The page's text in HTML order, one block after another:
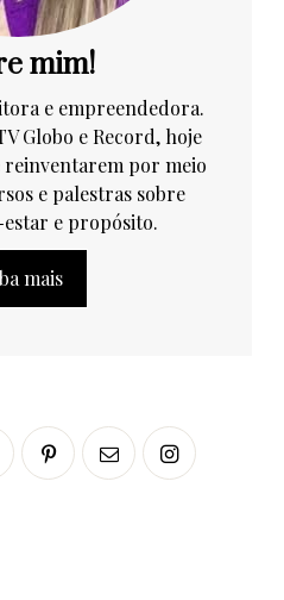
mim!
e empreendedora.
Globo e Record, hoje
reinventarem por meio
e palestras sobre
e propósito.
mais